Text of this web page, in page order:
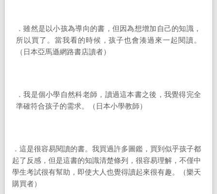
．雖然是以小孩為導向的書，但因為想增加自己的知識，
所以買了。當我看的時候，孩子也會湊過來一起閱讀。
（日本亞馬遜網路書店讀者）
．我是個小學自然科老師，讀過這本書之後，我覺得完全
準確符合孩子的需求。（日本小學教師）
．這是很容易閱讀的書。我買過許多圖鑑，買到似乎孩子都
起了反感，但是這書的知識清楚條列，很容易理解，不僅中
學生考試很有幫助，即使大人也覺得讀起來很有趣。（樂天
購買者）